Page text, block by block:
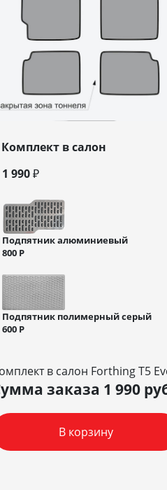
Комплект в салон
1 990 ₽
Подпятник алюминиевый
800 Р
Подпятник полимерный серый
600 Р
в салон Forthing T5
заказа 1 990
В корзину